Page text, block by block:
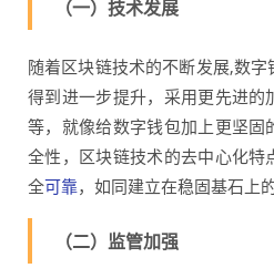
（一）技术发展
随着区块链技术的不断发展,数
得到进一步提升，采用更先进的
等，就像给数字钱包加上更坚固
全性，区块链技术的去中心化特
全可靠，如同建立在稳固基石上
（二）监管加强